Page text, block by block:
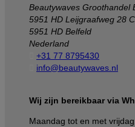
Beautywaves Groothandel
5951 HD Leijgraafweg 28 C
5951 HD Belfeld
Nederland
+31 77 8795430
info@beautywaves.nl
Wij zijn bereikbaar via
Maandag tot en met